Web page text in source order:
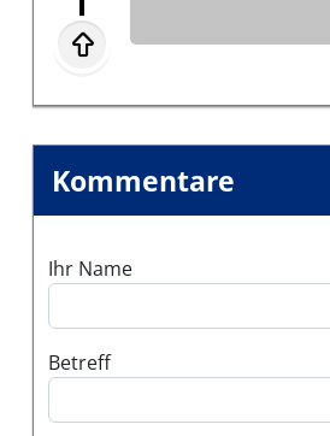
Kommentare
Ihr Name
Betreff